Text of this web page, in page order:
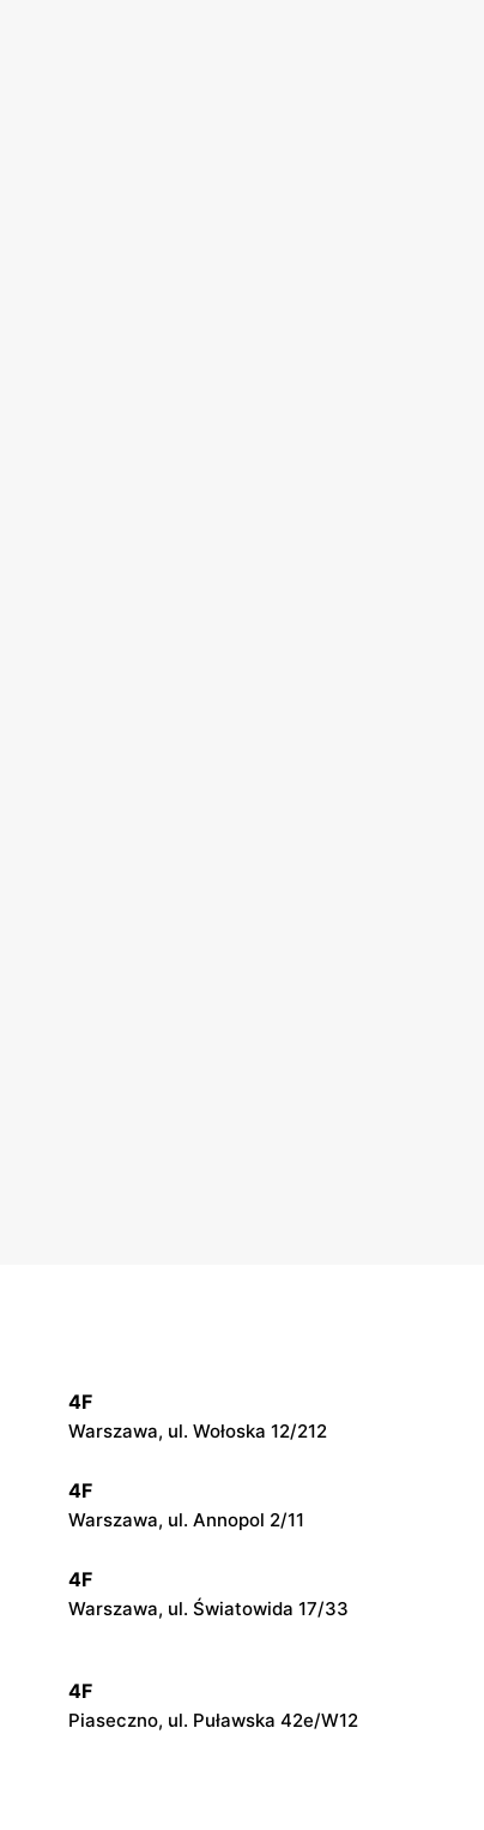
4F
Warszawa, ul. Wołoska 12/212
4F
Warszawa, ul. Annopol 2/11
4F
Warszawa, ul. Światowida 17/33
4F
Piaseczno, ul. Puławska 42e/W12